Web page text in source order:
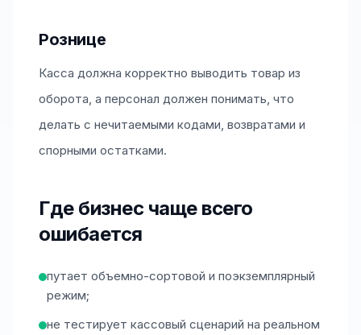
Рознице
Касса должна корректно выводить товар из
оборота, а персонал должен понимать, что
делать с нечитаемыми кодами, возвратами и
спорными остатками.
Где бизнес чаще всего
ошибается
путает объемно-сортовой и поэкземплярный
режим;
не тестирует кассовый сценарий на реальном